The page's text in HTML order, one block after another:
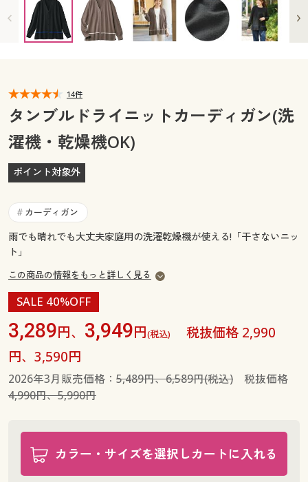
カタログ無料プレゼント
マイページ
閲覧履歴
お気に入り
サポート
ご利用ガイド
よくある質問とお問い合わせ
会員メニュー
閲覧履歴
お気に入り
サポート
よくある質問とお問い合わせ
14件
タンブルドライニットカーディガン(洗
濯機・乾燥機OK)
ポイント対象外
# カーディガン
雨でも晴れでも大丈夫家庭用の洗濯乾燥機が使える!「干さないニッ
ト」
この商品の情報をもっと詳しく見る
SALE 40%OFF
3,289円、 3,949円(税込)
税抜価格 2,990
円、3,590円
2026年3月販売価格： 5,489円、6,589円(税込)税抜価格
4,990円、5,990円
カラー・サイズを選択しカートに入れる